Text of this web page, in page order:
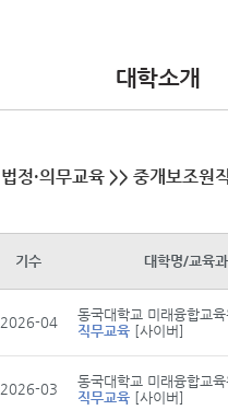
대학소개
•인사말
법정·의무교육 >> 중개보조원
기수 대학명/교육
2026-04
동국대학교 미래융합교
직무교육 [사이버]
2026-03
동국대학교 미래융합교
직무교육 [사이버]